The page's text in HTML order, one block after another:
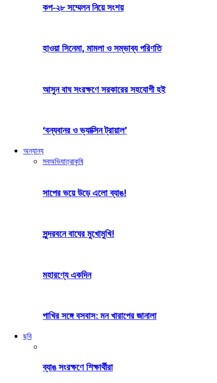
কপ-২৮ সম্মেলন নিয়ে সংশয়
হাওয়া সিনেমা, মামলা ও সম্ভাব্য পরিণতি
আসুন বাঘ সংরক্ষণে সরকারের সহযোগী হই
‘বন্যবানর ও ভ্যাক্সিন ট্রায়াল’
অন্যান্য
সবঅভিযাত্রাকৃষি
সাপের ভয়ে উড়ে এলো ব্যাঙ!
সুন্দরবনে বাঘের মুখোমুখি!
মহারণ্যে একদিন
পাখির সঙ্গে বসবাস: মন খারাপের জানালা
ছবি
ব্যাঙ সংরক্ষণে শিক্ষার্থীরা